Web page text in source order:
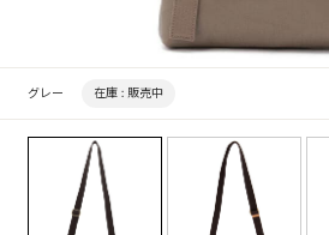
グレー 在庫 : 販売中